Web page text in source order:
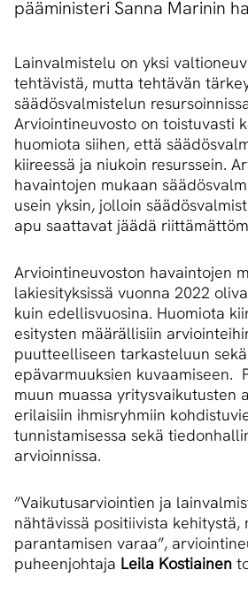
pääministeri Sanna Marinin
Lainvalmistelu on yksi
tehtävistä, mutta tehtävän
säädösvalmistelun
Arviointineuvosto on toistuvasti
huomiota siihen, että
kiireessä ja niukoin resurssein.
havaintojen mukaan
usein yksin, jolloin
apu saattavat jäädä
Arviointineuvoston havaintojen
lakiesityksissä vuonna 2022
kuin edellisvuosina. Huomiota
esitysten määrällisiin
puutteelliseen tarkasteluun
epävarmuuksien kuvaamiseen.
muun muassa yritysvaikutusten
erilaisiin ihmisryhmiin
tunnistamisessa sekä
arvioinnissa.
”Vaikutusarviointien ja
nähtävissä positiivista kehitystä,
parantamisen varaa”,
puheenjohtaja Leila Kostiainen